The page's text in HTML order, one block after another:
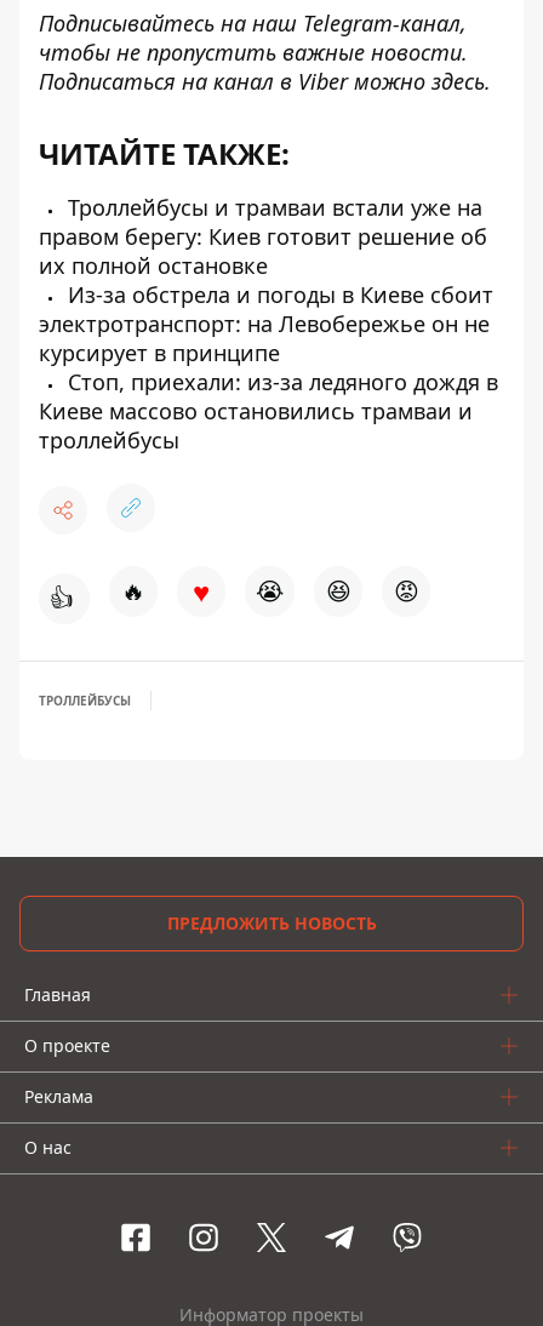
Подписывайтесь на наш Telegram-канал,
чтобы не пропустить важные новости.
Подписаться на канал в Viber можно здесь.
ЧИТАЙТЕ ТАКЖЕ:
Троллейбусы и трамваи встали уже на
правом берегу: Киев готовит решение об
их полной остановке
Из-за обстрела и погоды в Киеве сбоит
электротранспорт: на Левобережье он не
курсирует в принципе
Стоп, приехали: из-за ледяного дождя в
Киеве массово остановились трамваи и
троллейбусы
👍 🔥 ♥ 😭 😆 😡
ТРОЛЛЕЙБУСЫ
ПРЕДЛОЖИТЬ НОВОСТЬ
Главная
О проекте
Реклама
О нас
Информатор проекты